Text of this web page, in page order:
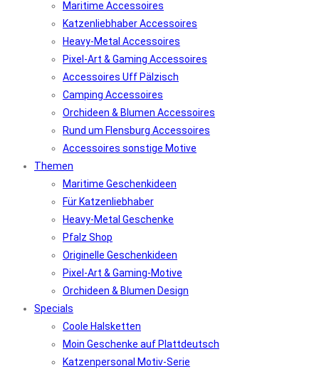
Maritime Accessoires
Katzenliebhaber Accessoires
Heavy-Metal Accessoires
Pixel-Art & Gaming Accessoires
Accessoires Uff Pälzisch
Camping Accessoires
Orchideen & Blumen Accessoires
Rund um Flensburg Accessoires
Accessoires sonstige Motive
Themen
Maritime Geschenkideen
Für Katzenliebhaber
Heavy-Metal Geschenke
Pfalz Shop
Originelle Geschenkideen
Pixel-Art & Gaming-Motive
Orchideen & Blumen Design
Specials
Coole Halsketten
Moin Geschenke auf Plattdeutsch
Katzenpersonal Motiv-Serie